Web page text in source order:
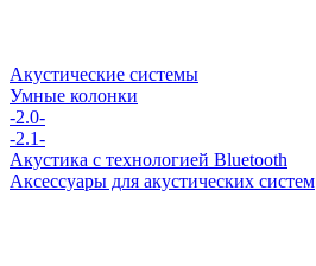
Акустические системы
Умные колонки
-2.0-
-2.1-
Акустика с технологией Bluetooth
Аксессуары для акустических систем